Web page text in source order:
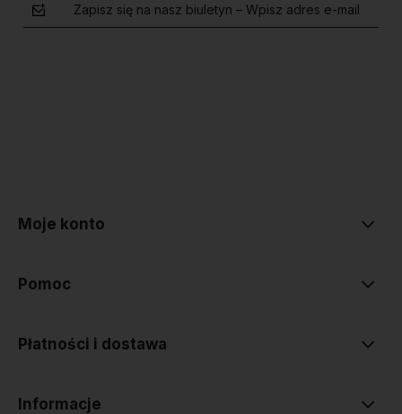
Zapisz się na nasz biuletyn – Wpisz adres e-mail
Moje konto
Pomoc
Płatności i dostawa
Informacje